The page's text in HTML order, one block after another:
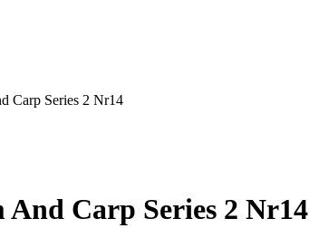
Carp Series 2 Nr14
Carp Series 2 Nr14